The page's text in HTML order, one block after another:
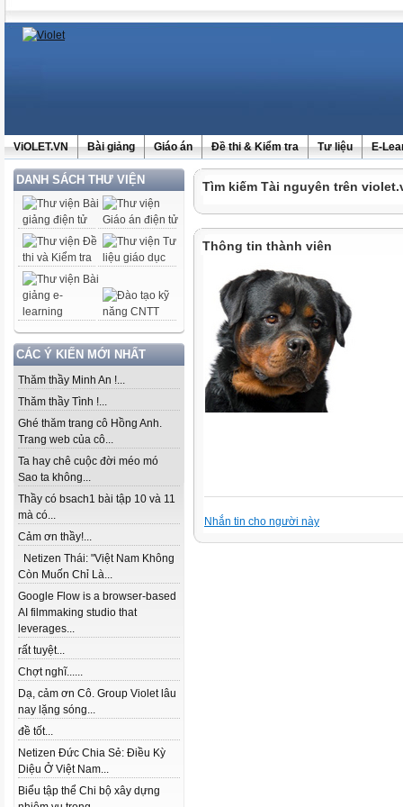
ViOLET.VN Bài giảng Giáo án Đề thi & Kiểm tra Tư liệu E-
DANH SÁCH THƯ VIỆN
CÁC Ý KIẾN MỚI NHẤT
Thăm thầy Minh An !...
Thăm thầy Tình !...
Ghé thăm trang cô Hồng Anh.
Trang web của cô...
Ta hay chê cuộc đời méo mó
Sao ta không...
Thầy có bsach1 bài tập 10 và 11
mà có...
Cảm ơn thầy!...
Netizen Thái: "Việt Nam Không
Còn Muốn Chỉ Là...
Google Flow is a browser-based
AI filmmaking studio that
leverages...
rất tuyệt...
Chợt nghĩ......
Dạ, cảm ơn Cô. Group Violet lâu
nay lặng sóng...
đề tốt...
Netizen Đức Chia Sẻ: Điều Kỳ
Diệu Ở Việt Nam...
Biểu tập thể Chi bộ xây dựng
Tìm kiếm Tài nguyên trên
Thông tin thành viên
Nhắn tin cho người này